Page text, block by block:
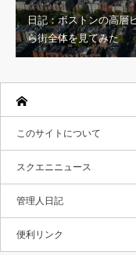
日記：ボストンの高層
ら街全体を見てみた
このサイトについて
スクエニニュース
管理人日記
便利リンク